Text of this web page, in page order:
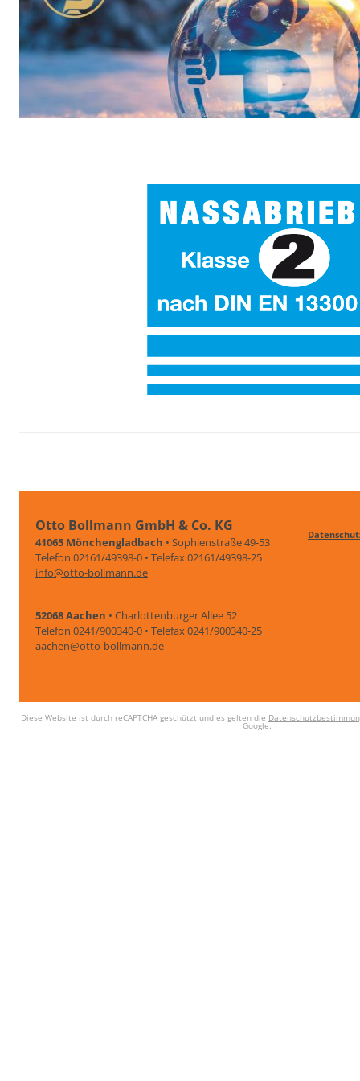
Otto Bollmann GmbH & Co. KG
41065 Mönchengladbach • Sophienstraße 49-53
Telefon 02161/49398-0 • Telefax 02161/49398-25
info@otto-bollmann.de
52068 Aachen • Charlottenburger Allee 52
Telefon 0241/900340-0 • Telefax 0241/900340-25
aachen@otto-bollmann.de
Diese Website ist durch reCAPTCHA geschützt und es gelten die
Google.